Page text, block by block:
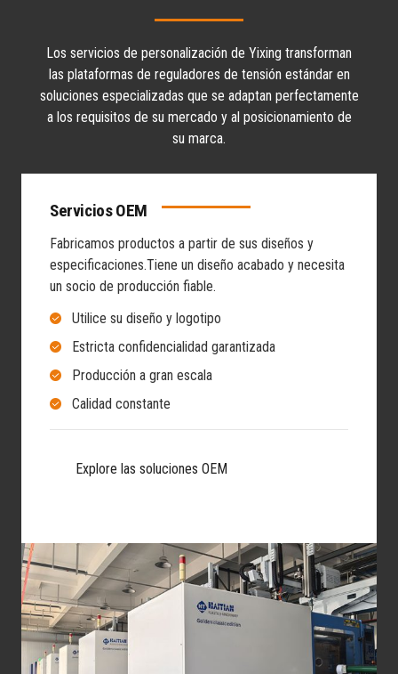
Los servicios de personalización de Yixing transforman
las plataformas de reguladores de tensión estándar en
soluciones especializadas que se adaptan perfectamente
a los requisitos de su mercado y al posicionamiento de
su marca.
Servicios OEM
Fabricamos productos a partir de sus diseños y
especificaciones.Tiene un diseño acabado y necesita
un socio de producción fiable.
Utilice su diseño y logotipo
Estricta confidencialidad garantizada
Producción a gran escala
Calidad constante
Explore las soluciones OEM